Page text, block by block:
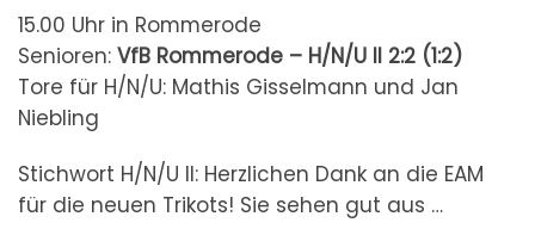
15.00 Uhr in Rommerode
Senioren: VfB Rommerode – H/N/U II 2:2 (1:2)
Tore für H/N/U: Mathis Gisselmann und Jan
Niebling
Stichwort H/N/U II: Herzlichen Dank an die EAM
für die neuen Trikots! Sie sehen gut aus …